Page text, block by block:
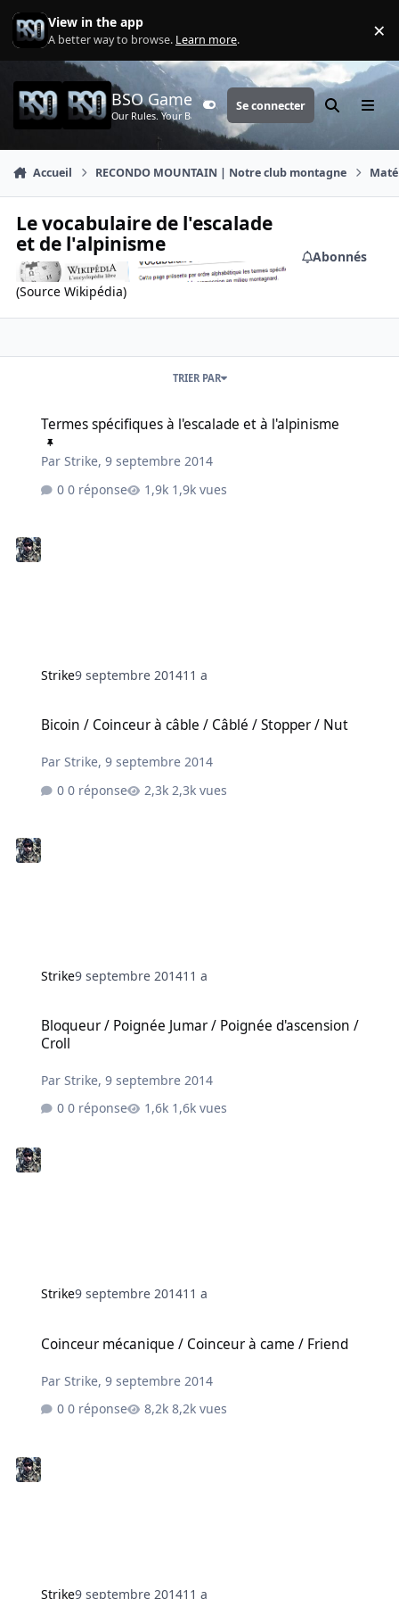
Aller au contenu
View in the app
A better way to browse. Learn more. ×
BSO Games
Our Rules. Your Battle.Customizer
Se connecter Rechercher
Menu
Accueil RECONDO MOUNTAIN | Notre club montagne
Le vocabulaire de l'escalade
et de l'alpinisme
(Source Wikipédia)
Abonnés
TRIER PAR
Termes spécifiques à l'escalade et à l'alpinisme
ParStrike,9 septembre 2014
0 réponse
1,9k vues
Strike9 septembre 201411 a
Bicoin / Coinceur à câble / Câblé / Stopper / Nut
ParStrike,9 septembre 2014
0 réponse
2,3k vues
Strike9 septembre 201411 a
Bloqueur / Poignée Jumar / Poignée d'ascension /
Croll
ParStrike,9 septembre 2014
0 réponse
1,6k vues
Strike9 septembre 201411 a
Coinceur mécanique / Coinceur à came / Friend
ParStrike,9 septembre 2014
0 réponse
8,2k vues
Strike9 septembre 201411 a